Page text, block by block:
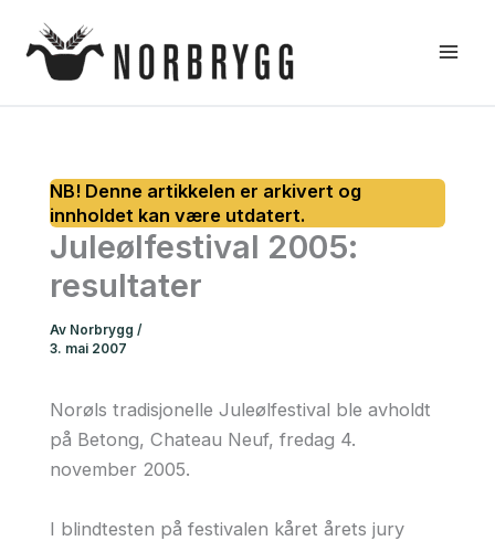
rett
Juleølfestival 2005:
resultater
Av Norbrygg /
3. mai 2007
Norøls tradisjonelle Juleølfestival ble avholdt
på Betong, Chateau Neuf, fredag 4.
november 2005.
I blindtesten på festivalen kåret årets jury